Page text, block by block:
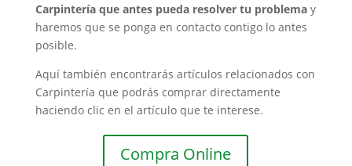
Carpintería que antes pueda resolver tu problemay
haremos que se ponga en contacto contigo lo antes
posible.
Aquí también encontrarás artículos relacionados con
Carpintería que podrás comprar directamente
haciendo clic en el artículo que te interese.
Compra Online